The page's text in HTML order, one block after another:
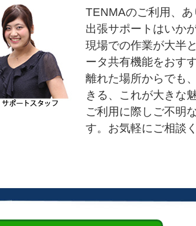
TENMAのご利用、あ
出張サポートはいか
現場での作業が大半
ータ共有機能をおす
離れた場所からでも
きる、これが大きな
ご利用に際しご不明
す。お気軽にご相談